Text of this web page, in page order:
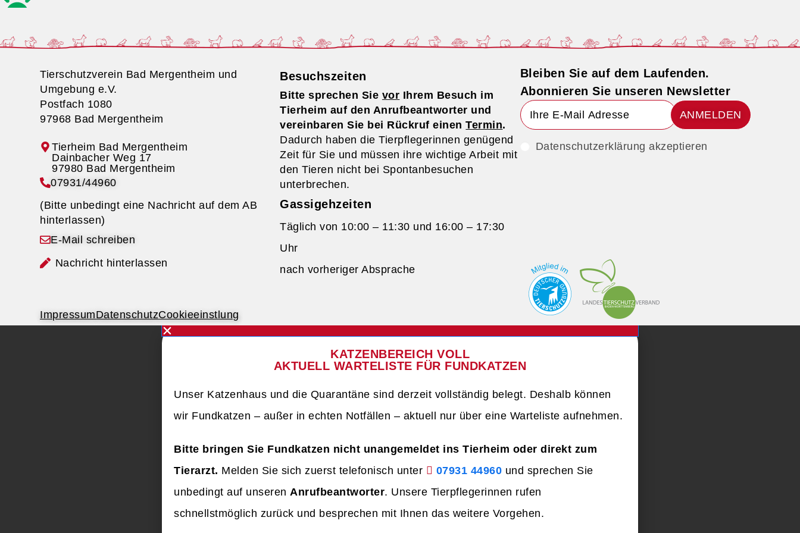
Tierschutzverein Bad Mergentheim und
Umgebung e.V.
Postfach 1080
97968 Bad Mergentheim
Tierheim Bad Mergentheim
07931/44960
(Bitte unbedingt eine Nachricht auf dem AB
hinterlassen)
E-Mail schreiben
Nachricht hinterlassen
Besuchszeiten
Bitte sprechen Sie vor Ihrem Besuch im
Tierheim auf den Anrufbeantworter und
vereinbaren Sie bei Rückruf einenTermin.
Dadurch haben die Tierpflegerinnen genügend
Zeit für Sie und müssen ihre wichtige Arbeit mit
den Tieren nicht bei Spontanbesuchen
unterbrechen.
Gassigehzeiten
Täglich von 10:00 – 11:30 und 16:00 – 17:30
Uhr
nach vorheriger Absprache
Bleiben Sie auf dem Laufenden.
Abonnieren Sie unseren Newsletter
ANMELDEN
Datenschutzerklärung akzeptieren
ImpressumDatenschutzCookieeinstlung
KATZENBEREICH VOLL
AKTUELL WARTELISTE FÜR FUNDKATZEN
Unser Katzenhaus und die Quarantäne sind derzeit vollständig belegt. Deshalb können
wir Fundkatzen – außer in echten Notfällen – aktuell nur über eine Warteliste aufnehmen.
Bitte bringen Sie Fundkatzen nicht unangemeldet ins Tierheim oder direkt zum
Tierarzt. Melden Sie sich zuerst telefonisch unter 07931 44960 und sprechen Sie
unbedingt auf unseren Anrufbeantworter. Unsere Tierpflegerinnen rufen
schnellstmöglich zurück und besprechen mit Ihnen das weitere Vorgehen.